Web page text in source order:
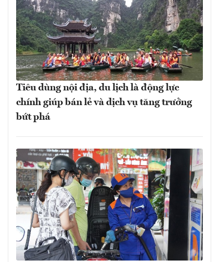
Tiêu dùng nội địa, du lịch là động lực
chính giúp bán lẻ và dịch vụ tăng trưởng
bứt phá